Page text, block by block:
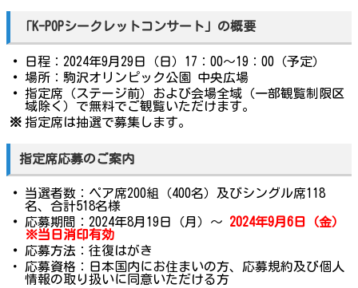
「K-POPシークレットコンサート」の概要
・
日程：2024年9月29日（日）17：00～19：00（予定）
・ 場所：駒沢オリンピック公園 中央広場
・ 指定席（ステージ前）および会場全域（一部観覧制限区
域除く）で無料でご観覧いただけます。
※ 指定席は抽選で募集します。
指定席応募のご案内
・
当選者数：ペア席200組（400名）及びシングル席118
名、合計518名様
・
応募期間：2024年8月19日（月）～ 2024年9月6日（金）
※当日消印有効
・
応募方法：往復はがき
・
応募資格：日本国内にお住まいの方、応募規約及び個人
情報の取り扱いに同意いただける方